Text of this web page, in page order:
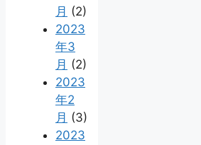
月 (2)
2023
年3
月 (2)
2023
年2
月 (3)
2023